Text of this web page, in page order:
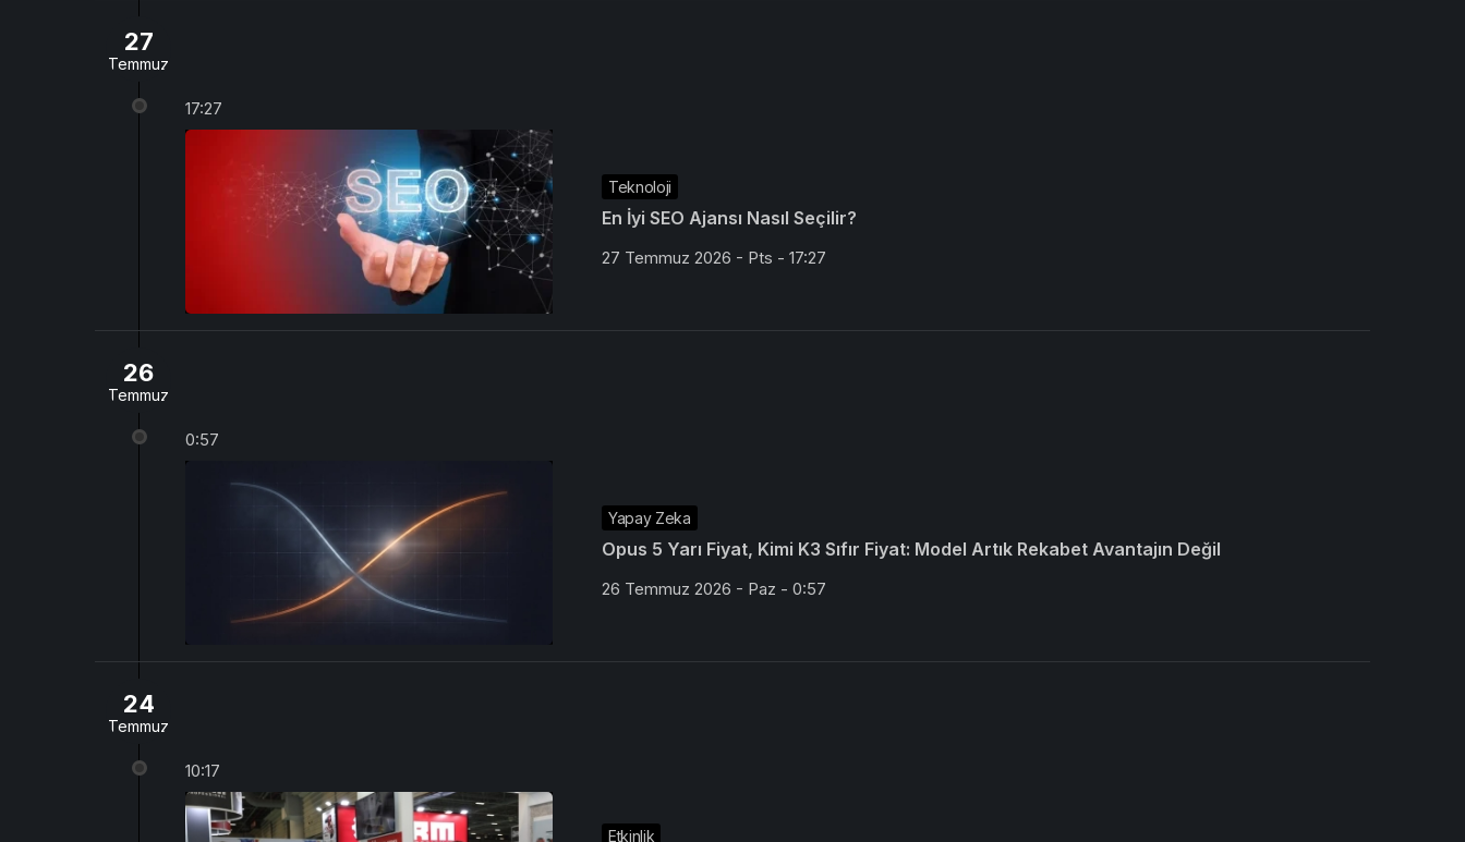
27
Temmuz
17:27
Teknoloji
En İyi SEO Ajansı Nasıl Seçilir?
27 Temmuz 2026 - Pts - 17:27
26
Temmuz
0:57
Yapay Zeka
Opus 5 Yarı Fiyat, Kimi K3 Sıfır Fiyat: Model Artık Rekabet Avantajın Değil
26 Temmuz 2026 - Paz - 0:57
24
Temmuz
10:17
Etkinlik